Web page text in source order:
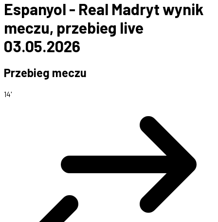
Espanyol - Real Madryt wynik
meczu, przebieg live
03.05.2026
Przebieg meczu
14'